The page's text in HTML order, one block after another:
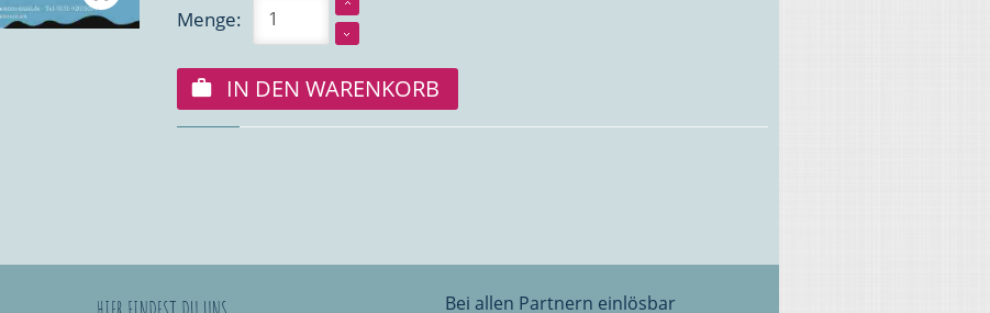
Menge:
IN DEN WARENKORB
Bei allen Partnern einlösbar